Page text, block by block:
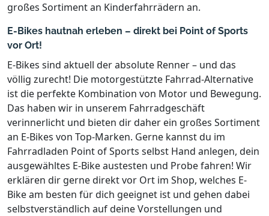
großes Sortiment an Kinderfahrrädern an.
E-Bikes hautnah erleben – direkt bei Point of Sports
vor Ort!
E-Bikes sind aktuell der absolute Renner – und das
völlig zurecht! Die motorgestützte Fahrrad-Alternative
ist die perfekte Kombination von Motor und Bewegung.
Das haben wir in unserem Fahrradgeschäft
verinnerlicht und bieten dir daher ein großes Sortiment
an E-Bikes von Top-Marken. Gerne kannst du im
Fahrradladen Point of Sports selbst Hand anlegen, dein
ausgewähltes E-Bike austesten und Probe fahren! Wir
erklären dir gerne direkt vor Ort im Shop, welches E-
Bike am besten für dich geeignet ist und gehen dabei
selbstverständlich auf deine Vorstellungen und